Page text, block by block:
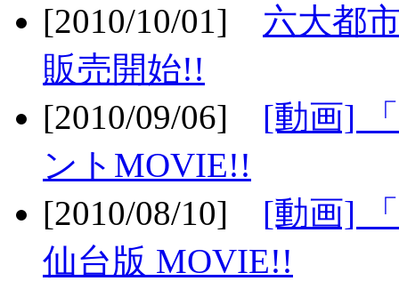
[2010/10/01] 六大都
販売開始!!
[2010/09/06] [動画]
ントMOVIE!!
[2010/08/10] [動画]
仙台版 MOVIE!!